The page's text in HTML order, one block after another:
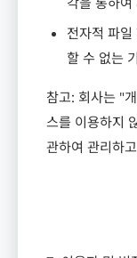
전자적 파
할 수 없는
참고: 회사는 "
스를 이용하지
관하여 관리하